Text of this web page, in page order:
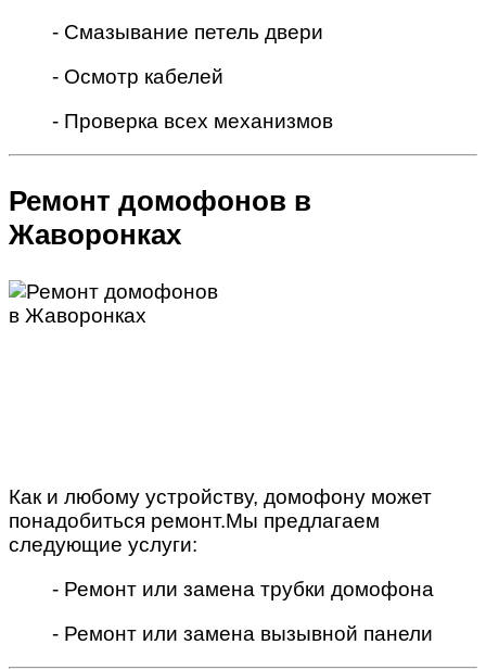
- Смазывание петель двери
- Осмотр кабелей
- Проверка всех механизмов
Ремонт домофонов в
Жаворонках
Как и любому устройству, домофону может
понадобиться ремонт.Мы предлагаем
следующие услуги:
- Ремонт или замена трубки домофона
- Ремонт или замена вызывной панели